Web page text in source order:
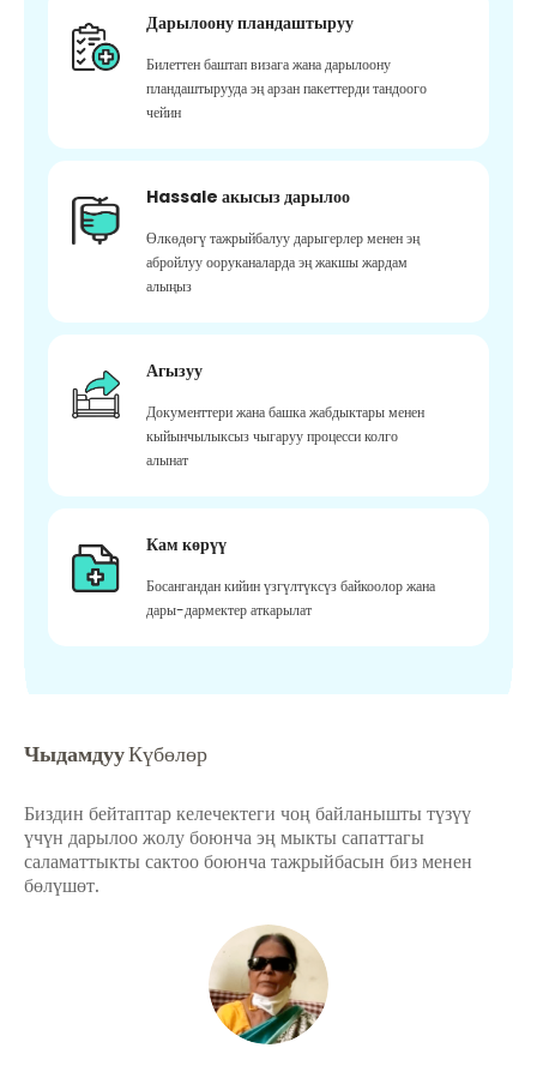
Дарылоону пландаштыруу
Билеттен баштап визага жана дарылоону
пландаштырууда эң арзан пакеттерди тандоого
чейин
Hassale акысыз дарылоо
Өлкөдөгү тажрыйбалуу дарыгерлер менен эң
абройлуу ооруканаларда эң жакшы жардам
алыңыз
Агызуу
Документтери жана башка жабдыктары менен
кыйынчылыксыз чыгаруу процесси колго
алынат
Кам көрүү
Босангандан кийин үзгүлтүксүз байкоолор жана
дары-дармектер аткарылат
ЧыдамдууКүбөлөр
Биздин бейтаптар келечектеги чоң байланышты түзүү
үчүн дарылоо жолу боюнча эң мыкты сапаттагы
саламаттыкты сактоо боюнча тажрыйбасын биз менен
бөлүшөт.